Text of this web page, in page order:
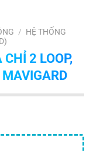
/ HỆ THỐNG
2 LOOP,